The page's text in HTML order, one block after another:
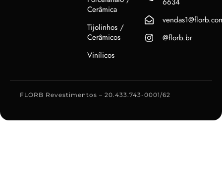
Cerâmica
Tijolinhos /
Cerâmicos
Vinílicos
@florb.br
FLORB Revestimentos – 20.433.743-0001/62